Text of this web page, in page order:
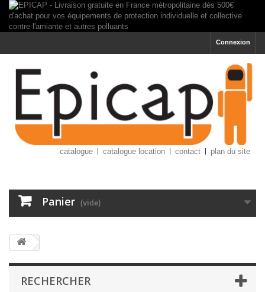
Connexion
catalogue catalogue location contact plan du site
Panier (vide)
RECHERCHER